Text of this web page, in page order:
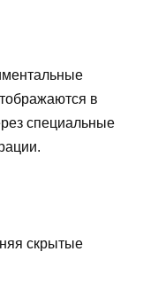
в
специальные
скрытые